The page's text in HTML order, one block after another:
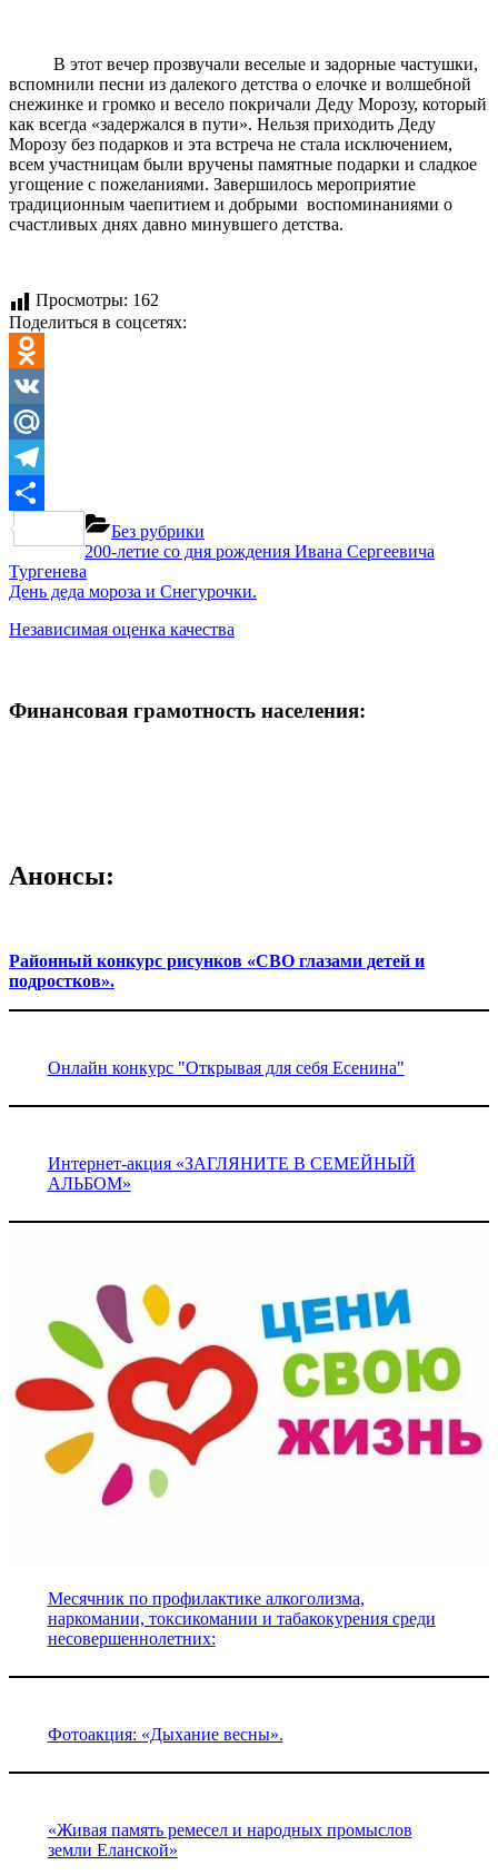
В этот вечер прозвучали веселые и задорные частушки,
вспомнили песни из далекого детства о елочке и волшебной
снежинке и громко и весело покричали Деду Морозу, который
как всегда «задержался в пути». Нельзя приходить Деду
Морозу без подарков и эта встреча не стала исключением,
всем участницам были вручены памятные подарки и сладкое
угощение с пожеланиями. Завершилось мероприятие
традиционным чаепитием и добрыми воспоминаниями о
счастливых днях давно минувшего детства.
Просмотры: 162
Поделиться в соцсетях:
Odnoklassniki
VK
Mail.Ru
Telegram
Отправить
Без рубрики
Навигация
по
Previous
Post:
200-летие со дня рождения Ивана Сергеевича
Тургенева
Next
День деда мороза и Снегурочки.
Независимая оценка качества
Финансовая грамотность населения:
Анонсы:
Районный конкурс рисунков «СВО глазами детей и
подростков».
Онлайн конкурс "Открывая для себя Есенина"
Интернет-акция «ЗАГЛЯНИТЕ В СЕМЕЙНЫЙ
АЛЬБОМ»
Месячник по профилактике алкоголизма,
наркомании, токсикомании и табакокурения среди
несовершеннолетних:
Фотоакция: «Дыхание весны».
«Живая память ремесел и народных промыслов
земли Еланской»